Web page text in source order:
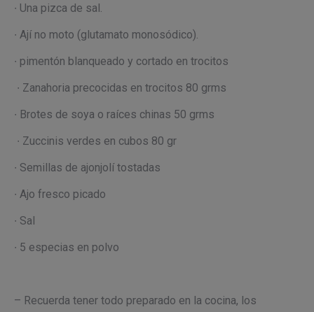
∙ Una pizca de sal.
∙ Ají no moto (glutamato monosódico).
∙ pimentón blanqueado y cortado en trocitos
∙ Zanahoria precocidas en trocitos 80 grms
∙ Brotes de soya o raíces chinas 50 grms
∙ Zuccinis verdes en cubos 80 gr
∙ Semillas de ajonjolí tostadas
∙ Ajo fresco picado
∙ Sal
∙ 5 especias en polvo
– Recuerda tener todo preparado en la cocina, los